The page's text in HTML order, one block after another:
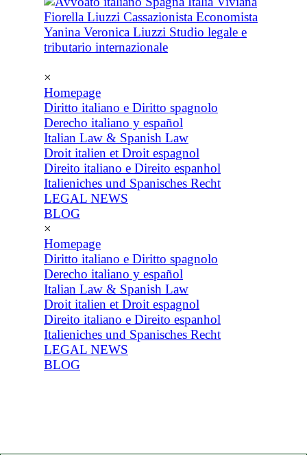
×
Homepage
Diritto italiano e Diritto spagnolo
Derecho italiano y español
Italian Law & Spanish Law
Droit italien et Droit espagnol
Direito italiano e Direito espanhol
Italieniches und Spanisches Recht
LEGAL NEWS
BLOG
×
Homepage
Diritto italiano e Diritto spagnolo
Derecho italiano y español
Italian Law & Spanish Law
Droit italien et Droit espagnol
Direito italiano e Direito espanhol
Italieniches und Spanisches Recht
LEGAL NEWS
BLOG